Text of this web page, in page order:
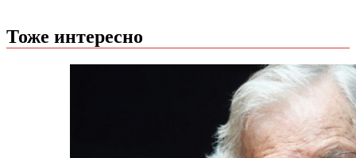
Тоже интересно